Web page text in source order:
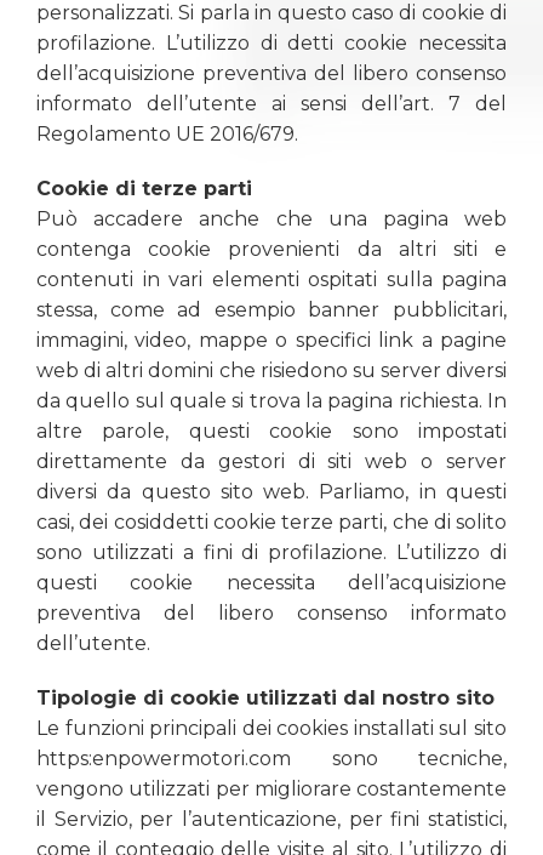
personalizzati. Si parla in questo caso di cookie di
profilazione. L’utilizzo di detti cookie necessita
dell’acquisizione preventiva del libero consenso
informato dell’utente ai sensi dell’art. 7 del
Regolamento UE 2016/679.
Cookie di terze parti
Può accadere anche che una pagina web
contenga cookie provenienti da altri siti e
contenuti in vari elementi ospitati sulla pagina
stessa, come ad esempio banner pubblicitari,
immagini, video, mappe o specifici link a pagine
web di altri domini che risiedono su server diversi
da quello sul quale si trova la pagina richiesta. In
altre parole, questi cookie sono impostati
direttamente da gestori di siti web o server
diversi da questo sito web. Parliamo, in questi
casi, dei cosiddetti cookie terze parti, che di solito
sono utilizzati a fini di profilazione. L’utilizzo di
questi cookie necessita dell’acquisizione
preventiva del libero consenso informato
dell’utente.
Tipologie di cookie utilizzati dal nostro sito
Le funzioni principali dei cookies installati sul sito
https:enpowermotori.com sono tecniche,
vengono utilizzati per migliorare costantemente
il Servizio, per l’autenticazione, per fini statistici,
come il conteggio delle visite al sito. L’utilizzo di